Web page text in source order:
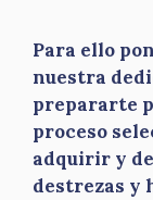
Para ello
nuestra
prepararte
proceso
adquirir y
destrezas y